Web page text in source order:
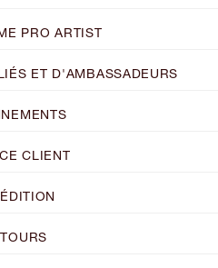
PRO ARTIST
ET D'AMBASSADEURS
CLIENT